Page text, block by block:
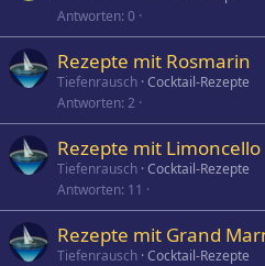
Antworten 0
Rezepte mit Rosmarin
Tiefenrausch Cocktail-Rezepte
Antworten 2
Rezepte mit Limoncello
Tiefenrausch Cocktail-Rezepte
Antworten 11
Rezepte mit Grand
Tiefenrausch Cocktail-Rezepte